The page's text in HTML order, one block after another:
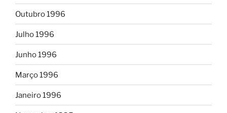
Outubro 1996
Julho 1996
Junho 1996
Março 1996
Janeiro 1996